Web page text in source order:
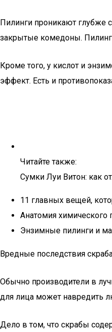
Пилинги проникают глубже
закрытые комедоны.
Кроме того, у кислот и
эффект. Есть и
Читайте также:
Сумки Луи Витон: как
11 главных вещей,
Анатомия химического
Энзимные пилинги и
Вредные последствия
Обычно производители в
для лица может навредить
Дело в том, что скрабы